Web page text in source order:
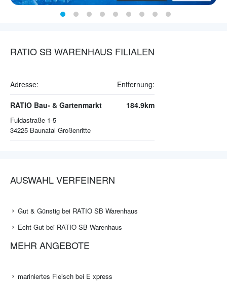
RATIO SB WARENHAUS FILIALEN
Adresse: Entfernung:
RATIO Bau- & Gartenmarkt
Fuldastraße 1-5
34225 Baunatal Großenritte
184.9km
AUSWAHL VERFEINERN
Gut & Günstig bei RATIO SB Warenhaus
Echt Gut bei RATIO SB Warenhaus
MEHR ANGEBOTE
mariniertes Fleisch bei E xpress